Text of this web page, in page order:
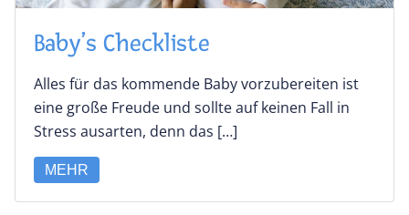
Baby’s Checkliste
Alles für das kommende Baby vorzubereiten ist
eine große Freude und sollte auf keinen Fall in
Stress ausarten, denn das […]
MEHR